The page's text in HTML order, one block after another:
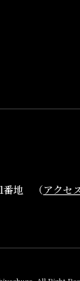
番地 （アクセ